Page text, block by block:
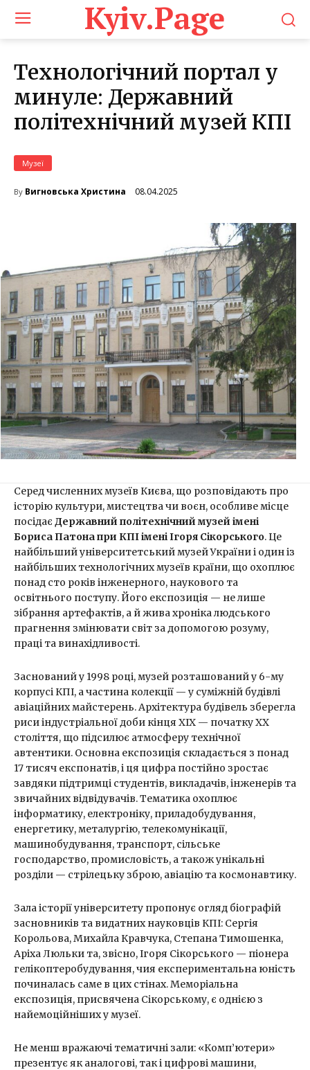
Kyiv.Page
Технологічний портал у
минуле: Державний
політехнічний музей КПІ
Музеї
By Вигновська Христина 08.04.2025
Серед численних музеїв Києва, що розповідають про
історію культури, мистецтва чи воєн, особливе місце
посідає Державний політехнічний музей імені
Бориса Патона при КПІ імені Ігоря Сікорського. Це
найбільший університетський музей України і один із
найбільших технологічних музеїв країни, що охоплює
понад сто років інженерного, наукового та
освітнього поступу. Його експозиція — не лише
зібрання артефактів, а й жива хроніка людського
прагнення змінювати світ за допомогою розуму,
праці та винахідливості.
Заснований у 1998 році, музей розташований у 6-му
корпусі КПІ, а частина колекції — у суміжній будівлі
авіаційних майстерень. Архітектура будівель зберегла
риси індустріальної доби кінця XIX — початку XX
століття, що підсилює атмосферу технічної
автентики. Основна експозиція складається з понад
17 тисяч експонатів, і ця цифра постійно зростає
завдяки підтримці студентів, викладачів, інженерів та
звичайних відвідувачів. Тематика охоплює
інформатику, електроніку, приладобудування,
енергетику, металургію, телекомунікації,
машинобудування, транспорт, сільське
господарство, промисловість, а також унікальні
розділи — стрілецьку зброю, авіацію та космонавтику.
Зала історії університету пропонує огляд біографій
засновників та видатних науковців КПІ: Сергія
Корольова, Михайла Кравчука, Степана Тимошенка,
Аріха Люльки та, звісно, Ігоря Сікорського — піонера
гелікоптеробудування, чия експериментальна юність
починалась саме в цих стінах. Меморіальна
експозиція, присвячена Сікорському, є однією з
найемоційніших у музеї.
Не менш вражаючі тематичні зали: «Комп’ютери»
презентує як аналогові, так і цифрові машини,